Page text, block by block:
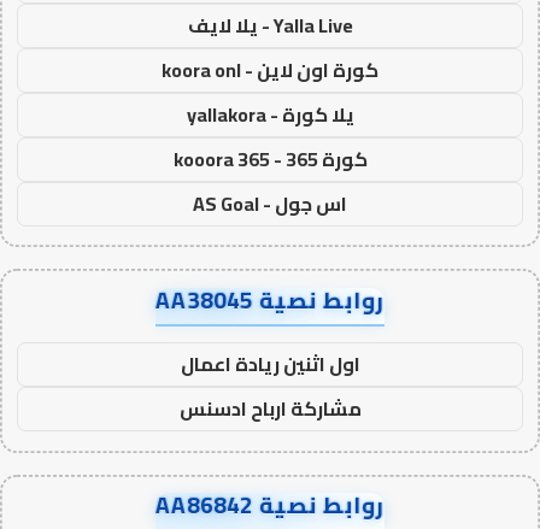
Yalla Live - يلا لايف
كورة اون لاين - koora onl
يلا كورة - yallakora
كورة 365 - kooora 365
اس جول - AS Goal
روابط نصية AA38045
اول اثنين ريادة اعمال
مشاركة ارباح ادسنس
روابط نصية AA86842